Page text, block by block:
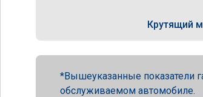
Крутящий
Вышеуказанные показатели
обслуживаемом автомобиле.